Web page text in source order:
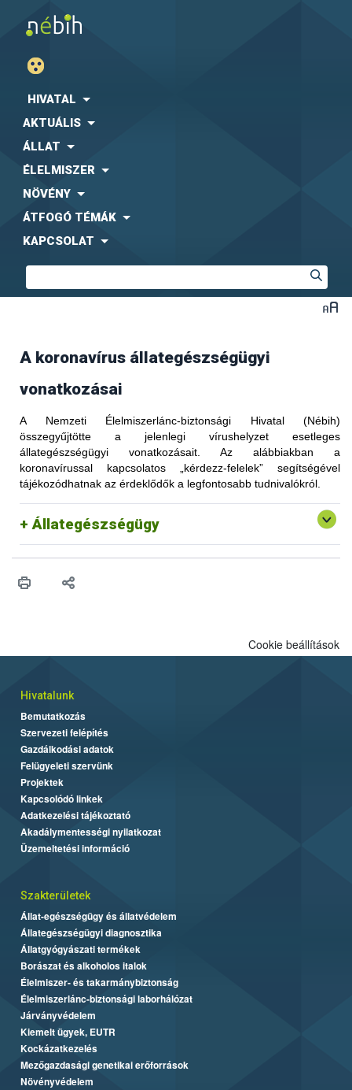
HIVATAL
AKTUÁLIS
ÁLLAT
ÉLELMISZER
NÖVÉNY
ÁTFOGÓ TÉMÁK
KAPCSOLAT
A koronavírus állategészségügyi
vonatkozásai
A Nemzeti Élelmiszerlánc-biztonsági Hivatal (Nébih)
összegyűjtötte a jelenlegi vírushelyzet esetleges
állategészségügyi vonatkozásait. Az alábbiakban a
koronavírussal kapcsolatos „kérdezz-felelek” segítségével
tájékozódhatnak az érdeklődők a legfontosabb tudnivalókról.
Állategészségügy
Cookie beállítások
Hivatalunk
Bemutatkozás
Szervezeti felépítés
Gazdálkodási adatok
Felügyeleti szervünk
Projektek
Kapcsolódó linkek
Adatkezelési tájékoztató
Akadálymentességi nyilatkozat
Üzemeltetési információ
Szakterületek
Állat-egészségügy és állatvédelem
Állategészségügyi diagnosztika
Állatgyógyászati termékek
Borászat és alkoholos italok
Élelmiszer- és takarmánybiztonság
Élelmiszerlánc-biztonsági laborhálózat
Járványvédelem
Kiemelt ügyek, EUTR
Kockázatkezelés
Mezőgazdasági genetikai erőforrások
Növényvédelem